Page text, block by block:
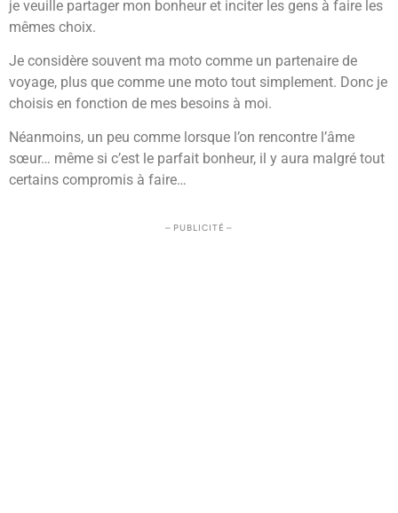
je veuille partager mon bonheur et inciter les gens à faire les
mêmes choix.
Je considère souvent ma moto comme un partenaire de
voyage, plus que comme une moto tout simplement. Donc je
choisis en fonction de mes besoins à moi.
Néanmoins, un peu comme lorsque l’on rencontre l’âme
sœur… même si c’est le parfait bonheur, il y aura malgré tout
certains compromis à faire…
– PUBLICITÉ –